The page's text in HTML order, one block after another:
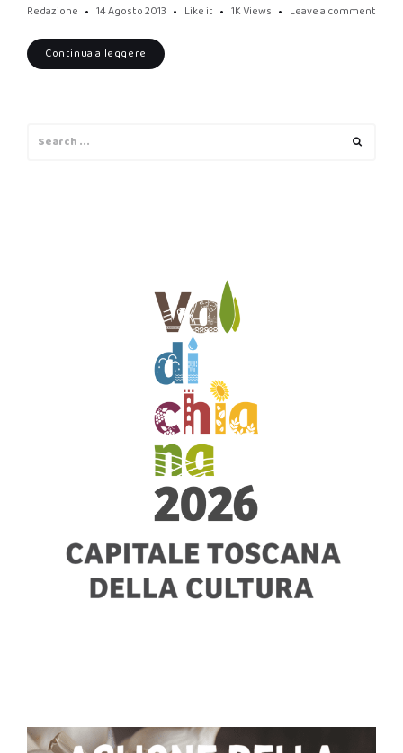
Redazione 14 Agosto 2013 Like it 1K Views Leave a comment
Continua a leggere
for: